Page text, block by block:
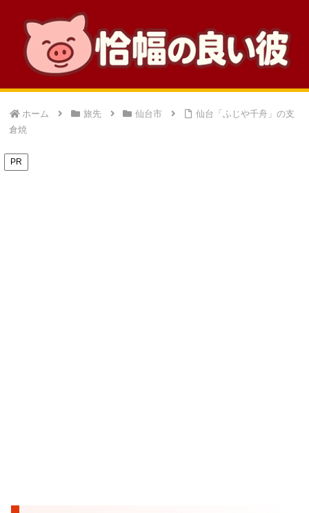
ホーム 旅先 仙台市
仙台「ふじや千舟」の支
倉焼
PR